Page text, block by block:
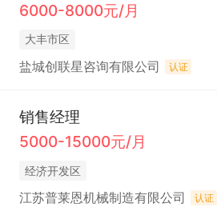
6000-8000元/月
大丰市区
盐城创联星咨询有限公司 认证
销售经理
5000-15000元/月
经济开发区
江苏普莱恩机械制造有限公司 认证